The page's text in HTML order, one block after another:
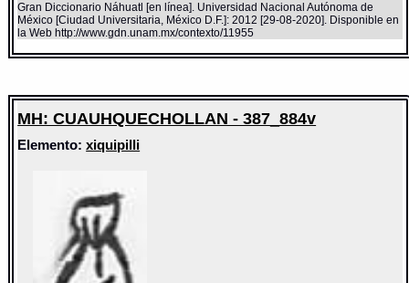
Gran Diccionario Náhuatl [en línea]. Universidad Nacional Autónoma de
México [Ciudad Universitaria, México D.F.]: 2012 [29-08-2020]. Disponible en
la Web http://www.gdn.unam.mx/contexto/11955
MH: CUAUHQUECHOLLAN - 387_884v
Elemento:xiquipilli